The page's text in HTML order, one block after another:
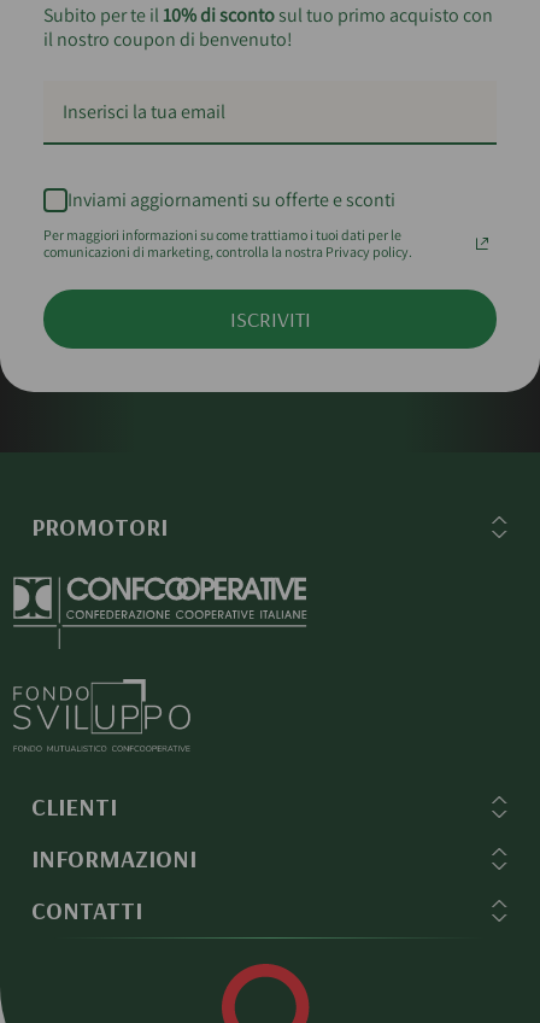
Subito per te il10% di scontosul tuo primo acquisto con
il nostro coupon di benvenuto!
Inviami aggiornamenti su offerte e sconti
Per maggiori informazioni su come trattiamo i tuoi dati per le
comunicazioni di marketing, controlla la nostra Privacy policy.
ISCRIVITI
PROMOTORI
CLIENTI
INFORMAZIONI
CONTATTI